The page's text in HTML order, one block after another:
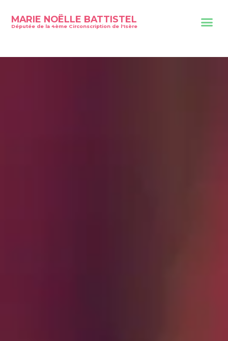
MARIE NOËLLE BATTISTEL
Députée de la 4ème Circonscription de l'Isère